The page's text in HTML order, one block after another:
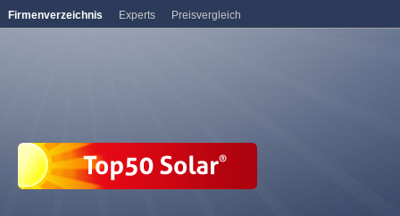
Firmenverzeichnis Experts Preisvergleich